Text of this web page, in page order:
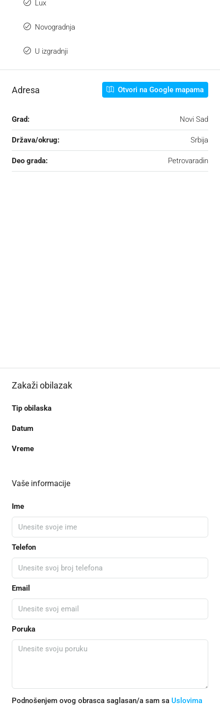
Lux
Novogradnja
U izgradnji
Adresa Otvori na Google mapama
Grad: Novi Sad
Država/okrug: Srbija
Deo grada: Petrovaradin
Zakaži obilazak
Tip obilaska
Datum
Vreme
Vaše informacije
Ime
Telefon
Email
Poruka
Podnošenjem ovog obrasca saglasan/a sam sa Uslovima